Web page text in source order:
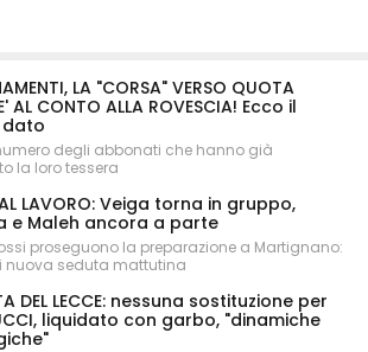
LA "CORSA" VERSO QUOTA
AL CONTO ALLA ROVESCIA! Ecco il
dato
degli abbonati che hanno già
la loro tessera
AL LAVORO: Veiga torna in gruppo,
e Maleh ancora a parte
proseguono la preparazione a Martignano:
nuova seduta mattutina
DEL LECCE: nessuna sostituzione per
liquidato con garbo, "dinamiche